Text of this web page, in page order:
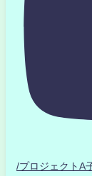
/プロジェクト